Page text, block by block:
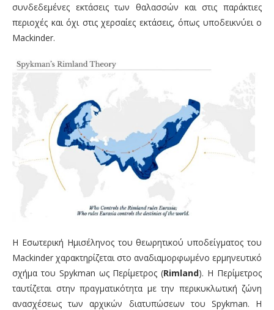
συνδεδεμένες εκτάσεις των θαλασσών και στις παράκτιες
περιοχές και όχι στις χερσαίες εκτάσεις, όπως υποδεικνύει ο
Mackinder.
Η Εσωτερική Ημισέληνος του θεωρητικού υποδείγματος του
Mackinder χαρακτηρίζεται στο αναδιαμορφωμένο ερμηνευτικό
σχήμα του Spykman ως Περίμετρος (Rimland). Η Περίμετρος
ταυτίζεται στην πραγματικότητα με την περικυκλωτική ζώνη
ανασχέσεως των αρχικών διατυπώσεων του Spykman. Η